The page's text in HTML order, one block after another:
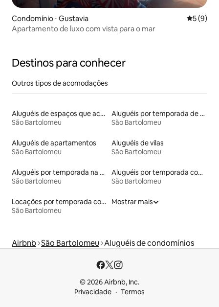
Condomínio ⋅ Gustavia 5 de
5 (9)
Apartamento de luxo com vista para o mar
Destinos para conhecer
Outros tipos de acomodações
Aluguéis de espaços que aceitam animais de estimação
São Bartolomeu
Aluguéis por temporada de acomodações de luxo
São Bartolomeu
Aluguéis de apartamentos
São Bartolomeu
Aluguéis de vilas
São Bartolomeu
Aluguéis por temporada na orla
São Bartolomeu
Aluguéis por temporada com banheira de hidromassagem
São Bartolomeu
Locações por temporada com piscina
São Bartolomeu
Mostrar mais
Airbnb São Bartolomeu Aluguéis de condomínios
© 2026 Airbnb, Inc.
Privacidade
Termos